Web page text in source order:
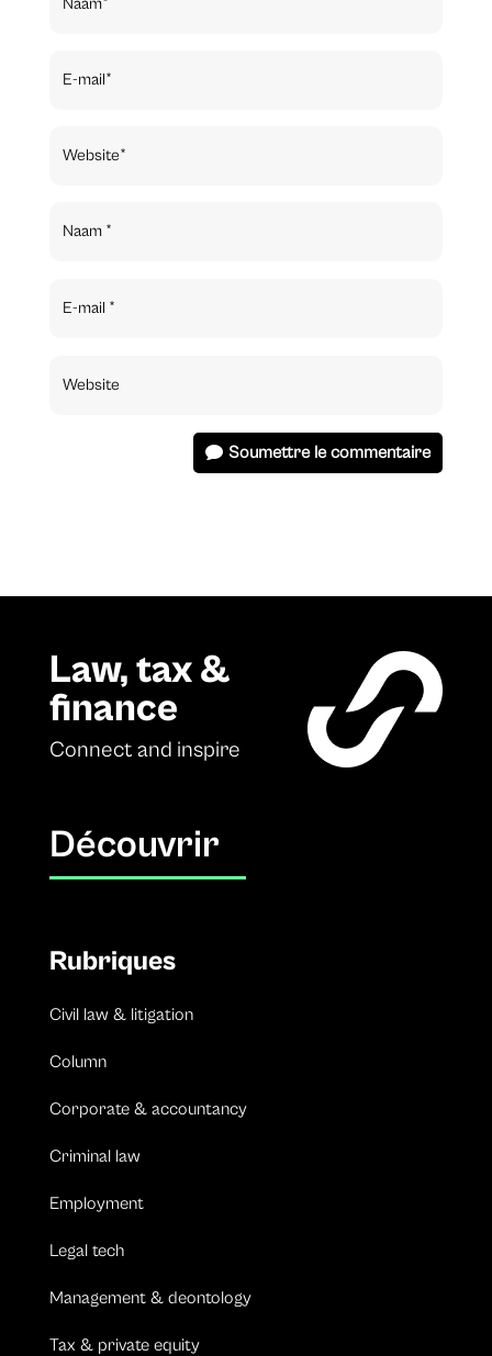
Soumettre le commentaire
Law, tax &
finance
Connect and inspire
Découvrir
Rubriques
Civil law & litigation
Column
Corporate & accountancy
Criminal law
Employment
Legal tech
Management & deontology
Tax & private equity